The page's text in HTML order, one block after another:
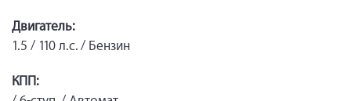
Двигатель:
1.5 / 110 л.с. / Бензин
КПП: